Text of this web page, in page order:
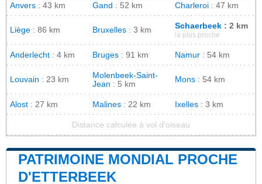
Anvers : 43 km Gand : 52 km Charleroi : 47 km
Liège : 86 km Bruxelles : 3 km Schaerbeek : 2 km
la plus proche
Anderlecht : 4 km Bruges : 91 km Namur : 54 km
Louvain : 23 km
Molenbeek-Saint-
Jean : 5 km
Mons : 54 km
Alost : 27 km Malines : 22 km Ixelles : 3 km
Distance calculée à vol d'oiseau
PATRIMOINE MONDIAL PROCHE
D'ETTERBEEK